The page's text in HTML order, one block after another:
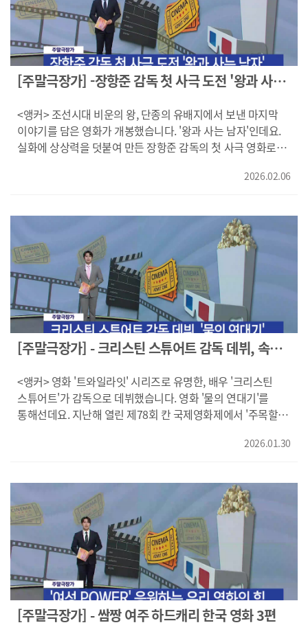
월트디즈니 컴퍼니 코리아, 플러스엠 엔터테인먼트, (주)
바이포엠스튜디오
시작합니다. 보통이 아닌 마을에서 펼쳐지는 평범하지 않은
액션 영화... <노멀>이었습니다. 영상제공: ㈜
바이포엠스튜디오, 워너 브러더스 코리아㈜, (주)
팝엔터테인먼트
이름은.../그 이름은?/우리를 위협하는 수수께끼의 범죄 조직/
그리고 드디어 내 정체가.../코난, 설마) '메모리즈 에그'에 담긴
수수께끼를 발견한 코난은 달걀의 비밀을 풀기 위해 추리
대결을 펼치는데요. ("살고 싶으면 따라와요/네/이 시대 최대의
비밀을 푸는 것은 누구인가?") 극장판 최초, 일본 박스오피스
---- 술에 취한 채 연행된 지극히 평범해 보이는 중년 남성
‘스즈키’ 그가 대수롭지 않게 말한 예언은 한 시간 뒤, 실제 도쿄
도심에서 현실이 됩니다. 경시청 수사 1과의 형사 '루이케'는
카운트다운! 영화 <폭탄>이었습니다. ---- ("아빠 응?/그런데
사진은 왜 찍는 거야?/사진은 그림일기 같은 기다/시간이
지나서도 두고두고 꺼내볼 수 있는/그림일기 같은 거...) 퇴직과
이별로 마음의 자리를 잃어버린 '민경'은 작은 시골 마을로
내려와 조용히 사진을 찍으며 지내기 시작합니다. 그러던 어느
날, 그녀의 카메라에 한 노인이 들어오는데요. 손녀를
교통사고로 잃은 뒤, 기억이 조금씩 희미해지고 있는 '덕구'는
매일 아침 집 앞에 앉아서 죽은 손녀를 향해 손을 흔듭니다.
("서연이 맞지?/할아버지가 많이 아프시잖아/이해를 좀 해주면
안 될까?/아줌마가 우리 가족에 대해 뭘 안다고 그래요") ("
바쁘다는 핑계로/소중한 많은 것들을 잊고 살았던 것 같다/
세상에 아픔 없는 사람 어디 있겠어"} 세대와 시간을 잇는
따뜻한 교감과 사랑의 기록, 다시 행복을 부르는 주문! 영화 <김
~치!>였습니다. 영상제공: CJ ENM, ㈜로커스, 영화로운형제
[주말극장가] -장항준 감독 첫 사극 도전 '왕과 사는
<앵커> 조선시대 비운의 왕, 단종의 유배지에서 보낸 마지막
이야기를 담은 영화가 개봉했습니다. '왕과 사는 남자'인데요.
실화에 상상력을 덧붙여 만든 장항준 감독의 첫 사극 영화로
사람들을 위해 청령포를 유배지로 만들기 위해 노력하는데요.
맞습니다! 촌장이 부푼 꿈으로 맞이한 이는 왕위에서 쫓겨난
'이홍위'였습니다. 계유정난이 조선을 뒤흔들고 어린 왕
'이홍위'는 왕위에서 쫓겨나 유배길에 오르는데요. 유배지를
지키는 보수주인인 '엄흥도'는 그의 모든 일상을 감시합니다.
그리고, 삶의 의지를 잃어버린 '이홍위'가 점점 신경
쓰이는데요. 1457년 청령포, 역사가 지우려 했던 이야기, 영화
<왕과 사는 남자>이었습니다. ------- 동생의 수술 비용을
마련하기 위해 거액의 돈이 필요한 '해란'은 '태수'와 이복언니
알게 된 '소진'은 언니와 동생, 피해자와 가해자라는 위태로운
공조를 시작하고, 무자비한 ‘태수’를 상대로 반격을
가하는데요. 하나씩 드러나는 진실과 끝이 없는 의심 속에 어떤
생존 프로그램에 심취했던 '린다'는 무인도에서도 능숙하게
잠자리와 식량을 구하지만 이 섬에서 하루라도 빨리 나가고
싶은 직장 상사 '브래들리'는 그런 '린다'의 행동을
‘소꿉장난’으로 치부해 버리는데요. 와이파이도, 인사팀도,
직급도 없는 야생의 섬에서 이들의 권력관계는 완전히
뒤집힙니다. 퇴근 없는 지옥의 무인도에서 펼쳐지는 예측 불가
고자극 서바이벌 스릴러, 영화 <직장상사 길들이기>
이었습니다. 영상제공: ㈜쇼박스, ㈜스튜디오
산타클로스엔터테인먼트,월트디즈니 컴퍼니 코리아
2026.02.06
[주말극장가] - 크리스틴 스튜어트 감독 데뷔, 속
<앵커> 영화 '트와일라잇' 시리즈로 유명한, 배우 '크리스틴
스튜어트'가 감독으로 데뷔했습니다. 영화 '물의 연대기'를
통해선데요. 지난해 열린 제78회 칸 국제영화제에서 '주목할
영화와는 달라 호불호가 갈리지만, 메시지로 승부하는 영화
메달을 꿈꾸던 수영 선수 ‘리디아’는 각종 대회에서 상을
휩쓸며 장학금으로 대학에 진학합니다. 폭력과 고통으로 가득
찼던 부모에게서 비로소 벗어날 수 있게 된 건데요. {내 기억엔
순서가 없다/온통 조각난/파편들과/고개 바짝 들어/반복과/
웃는 얼굴/일련의 패턴뿐이다/그 몇 년간 있었던 /날봐/
순간순간들이/날봐/강렬하게 떠오른다/왜?} 하지만, 대학 입학
후에도 이어진 중독과 방황은 그녀를 끝없는 갈등으로
몰아넣고 난장판 같던 삶에서 허우적대는데요. {기억은 곧
이야기다/그러니 안고 갈만한 것으로 지어내야 한다} 물속에서
2026.01.30
[주말극장가] - 쌈짱 여주 하드캐리 한국 영화 3편